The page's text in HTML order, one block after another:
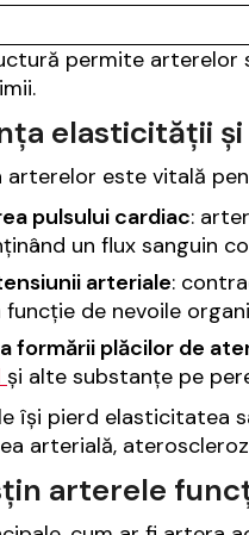
permite arterelor
elasticității
arterelor este vitală
pulsului cardiac:
un flux sanguin
arteriale:
funcție de nevoile
formării plăcilor de
și alte substanțe pe
își pierd elasticitatea
arterială,
arterele